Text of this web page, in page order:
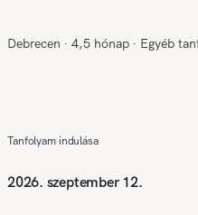
Debrecen ∙ 4,5 hónap ∙ Egyéb
Tanfolyam indulása
2026. szeptember 12.